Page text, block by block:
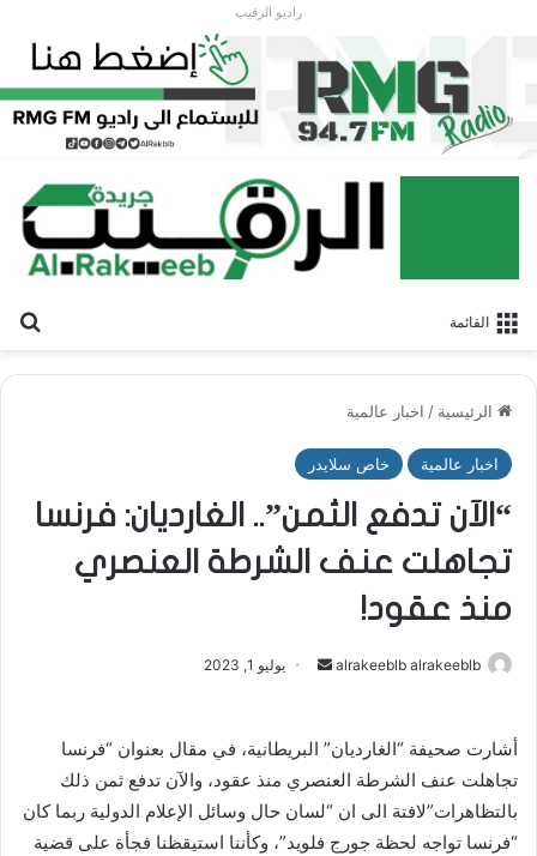
راديو الرقيب
القائمة
الرئيسية / اخبار عالمية
اخبار عالمية خاص سلايدر
“الآن تدفع الثمن”.. الغارديان: فرنسا
تجاهلت عنف الشرطة العنصري
منذ عقود!
alrakeeblb alrakeeblb
ل
ب
ر
ي
يوليو 1, 2023
أشارت صحيفة “الغارديان” البريطانية، في مقال بعنوان “فرنسا
تجاهلت عنف الشرطة العنصري منذ عقود، والآن تدفع ثمن ذلك
بالتظاهرات”لافتة الى ان “لسان حال وسائل الإعلام الدولية ربما كان
“فرنسا تواجه لحظة جورج فلويد”، وكأننا استيقظنا فجأة على قضية